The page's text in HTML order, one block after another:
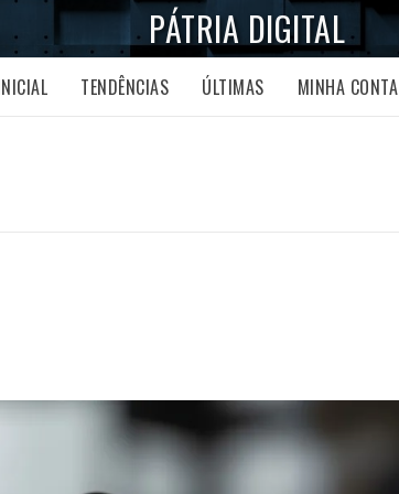
PÁTRIA DIGITAL
TENDÊNCIAS ÚLTIMAS MINHA CONTA